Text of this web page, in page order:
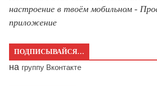
настроение в твоём мобильном -
приложение
ПОДПИСЫВАЙСЯ…
на группу Вконтакте